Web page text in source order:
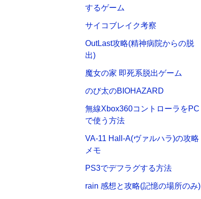
するゲーム
サイコブレイク考察
OutLast攻略(精神病院からの脱
出)
魔女の家 即死系脱出ゲーム
のび太のBIOHAZARD
無線Xbox360コントローラをPC
で使う方法
VA-11 Hall-A(ヴァルハラ)の攻略
メモ
PS3でデフラグする方法
rain 感想と攻略(記憶の場所のみ)